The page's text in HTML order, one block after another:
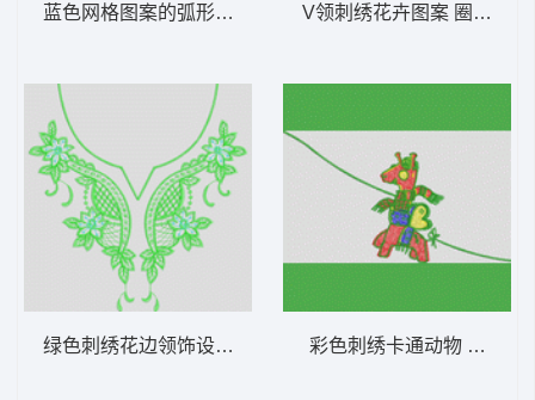
蓝色网格图案的弧形设计 链针领
绿色刺绣花边领饰设计 简单领
V领刺绣花卉图案 圈圈领
彩色刺绣卡通动物 长颈鹿